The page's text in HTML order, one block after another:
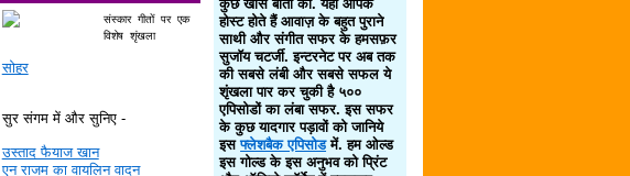
संस्कार गीतों पर एक
विशेष शृंखला
सोहर
सुर संगम में और सुनिए -
उस्ताद फैयाज खान
एन राजम का वायलिन वादन
कुछ खास बातों की. यहाँ आपके
होस्ट होते हैं आवाज़ के बहुत पुराने
साथी और संगीत सफर के हमसफ़र
सुजॉय चटर्जी. इन्टरनेट पर अब तक
की सबसे लंबी और सबसे सफल ये
शृंखला पार कर चुकी है ५००
एपिसोडों का लंबा सफर. इस सफर
के कुछ यादगार पड़ावों को जानिये
इसफ्लेशबैक एपिसोडमें. हम ओल्ड
इस गोल्ड के इस अनुभव को प्रिंट